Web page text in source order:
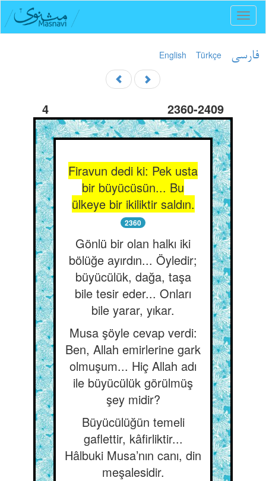
English Türkçe فارسی
4 2360-2409
Firavun dedi ki: Pek usta
bir büyücüsün... Bu
ülkeye bir ikiliktir saldın.
2360
Gönlü bir olan halkı iki
bölüğe ayırdın... Öyledir;
büyücülük, dağa, taşa
bile tesir eder... Onları
bile yarar, yıkar.
Musa şöyle cevap verdi:
Ben, Allah emirlerine gark
olmuşum... Hiç Allah adı
ile büyücülük görülmüş
şey midir?
Büyücülüğün temeli
gaflettir, kâfirliktir...
Hâlbuki Musa’nın canı, din
meşalesidir.